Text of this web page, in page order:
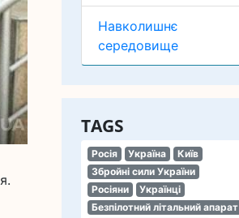
Навколишнє
середовище
TAGS
Росія Україна
Київ
Збройні сили України
Росіяни
Українці
Безпілотний літальний апарат